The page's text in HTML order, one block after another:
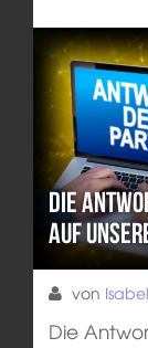
Die
auf
von
Die